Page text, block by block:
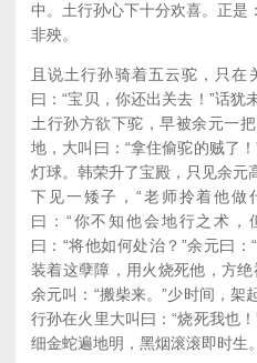
中。土行孙心下十分欢喜。正是
非殃。
且说土行孙骑着五云驼，只
曰：“宝贝，你还出关去！”话犹
土行孙方欲下驼，早被余元一
地，大叫曰：“拿住偷驼的贼了
灯球。韩荣升了宝殿，只见余元
下见一矮子，“老师拎着他做
曰：“你不知他会地行之术，
曰：“将他如何处治？”余元曰
装着这孽障，用火烧死他，方绝
余元叫：“搬柴来。”少时间，架
行孙在火里大叫曰：“烧死我也
细金蛇遍地明，黑烟滚滚即时生。